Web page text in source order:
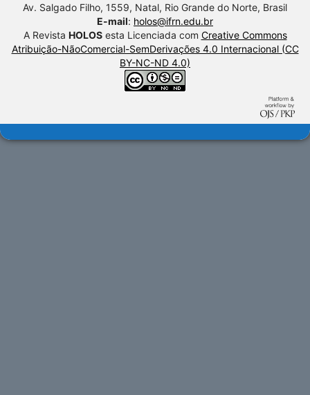
Av. Salgado Filho, 1559, Natal, Rio Grande do Norte, Brasil
E-mail: holos@ifrn.edu.br
A Revista HOLOSesta Licenciada com Creative Commons
Atribuição-NãoComercial-SemDerivações 4.0 Internacional (CC
BY-NC-ND 4.0)